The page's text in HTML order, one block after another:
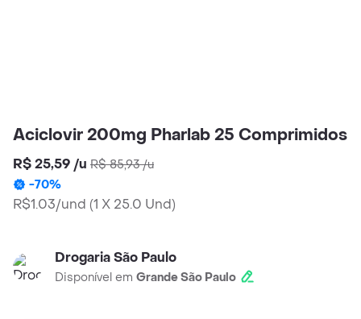
Aciclovir 200mg Pharlab 25 Comprimidos
R$ 25,59 /u R$ 85,93/u
-70%
R$1.03/und (1 X 25.0 Und)
Drogaria São Paulo
Disponível em Grande São Paulo